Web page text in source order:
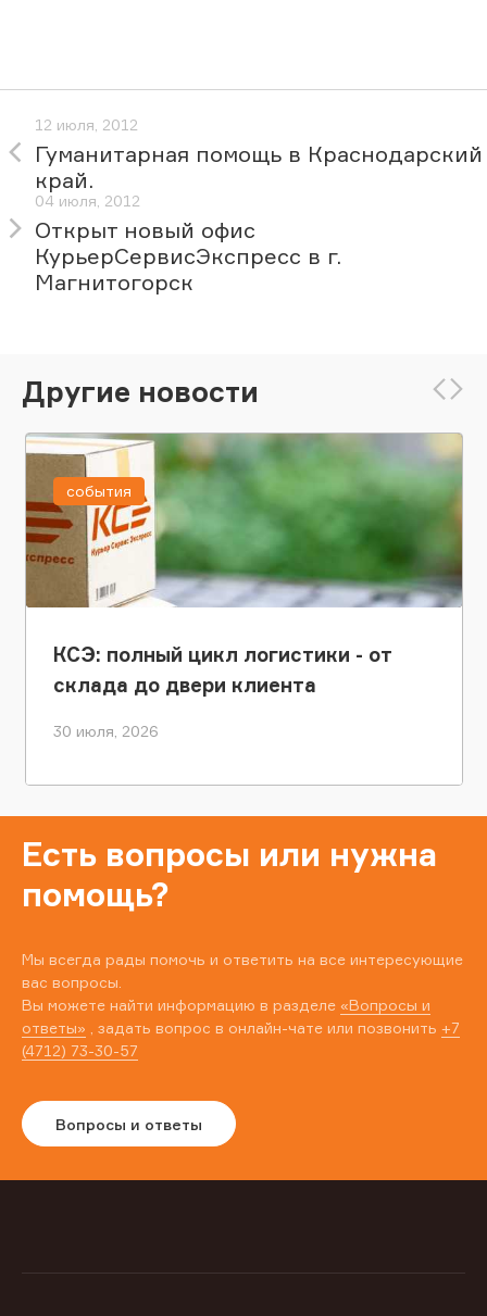
12 июля, 2012
Гуманитарная помощь в Краснодарский
край.
04 июля, 2012
Открыт новый офис
КурьерСервисЭкспресс в г.
Магнитогорск
Другие новости
КСЭ: полный цикл логистики - от
склада до двери клиента
30 июля, 2026
события
Есть вопросы или нужна
помощь?
Мы всегда рады помочь и ответить на все интересующие
вас вопросы.
Вы можете найти информацию в разделе «Вопросы и
ответы» , задать вопрос в онлайн-чате или позвонить +7
(4712) 73-30-57
Вопросы и ответы